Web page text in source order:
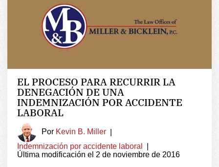
EL PROCESO PARA RECURRIR LA
DENEGACIÓN DE UNA
INDEMNIZACIÓN POR ACCIDENTE
LABORAL
Por Kevin B. Miller
Indemnización por accidente laboral
Última modificación el 2 de noviembre de 2016